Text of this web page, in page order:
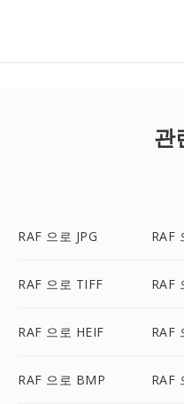
관
RAF 으로 JPG RAF
RAF 으로 TIFF RAF
RAF 으로 HEIF RAF
RAF 으로 BMP RAF